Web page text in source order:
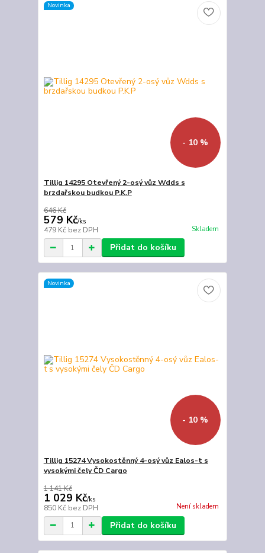
Novinka
- 10 %
Tillig 14295 Otevřený 2-osý vůz Wdds s
brzdařskou budkou P.K.P
646 Kč
579 Kč/ks
479 Kč bez DPH Skladem
Přidat do košíku
Novinka
- 10 %
Tillig 15274 Vysokostěnný 4-osý vůz Ealos-t s
vysokými čely ČD Cargo
1 141 Kč
1 029 Kč/ks
850 Kč bez DPH Není skladem
Přidat do košíku